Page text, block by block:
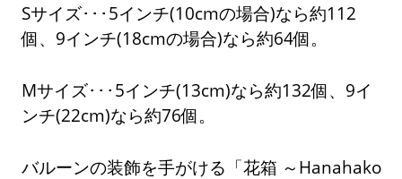
Sサイズ･･･5インチ(10cmの場合)なら約112
個、9インチ(18cmの場合)なら約64個。
Mサイズ･･･5インチ(13cm)なら約132個、9イ
ンチ(22cm)なら約76個。
バルーンの装飾を手がける「花箱 ～Hanahako